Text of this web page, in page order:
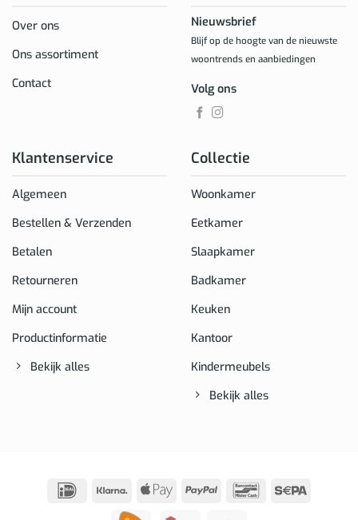
Over ons
Ons assortiment
Contact
Klantenservice
Algemeen
Bestellen & Verzenden
Betalen
Retourneren
Mijn account
Productinformatie
Bekijk alles
Collectie
Woonkamer
Eetkamer
Slaapkamer
Badkamer
Keuken
Kantoor
Kindermeubels
Bekijk alles
Nieuwsbrief
Blijf op de hoogte van de nieuwste
woontrends en aanbiedingen
Volg ons
IDeal Klarna
Apple
PayPal BancontactSepa